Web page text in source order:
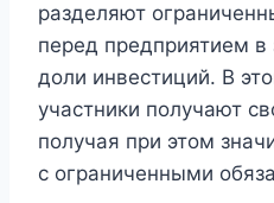
разделяют
перед предприятием в
доли инвестиций. В
участники получают
получая при этом
с ограниченными